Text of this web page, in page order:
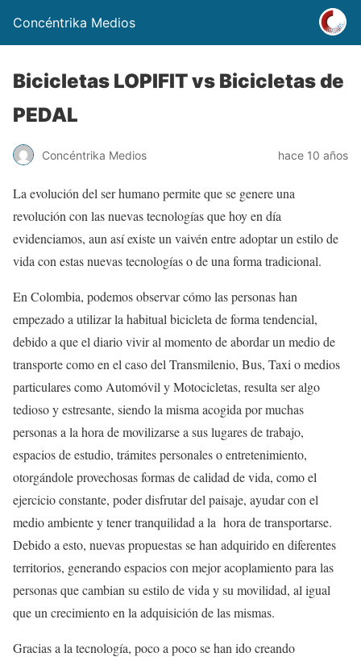
Concéntrika Medios
Bicicletas LOPIFIT vs Bicicletas de
PEDAL
Concéntrika Medios hace 10 años
La evolución del ser humano permite que se genere una
revolución con las nuevas tecnologías que hoy en día
evidenciamos, aun así existe un vaivén entre adoptar un estilo de
vida con estas nuevas tecnologías o de una forma tradicional.
En Colombia, podemos observar cómo las personas han
empezado a utilizar la habitual bicicleta de forma tendencial,
debido a que el diario vivir al momento de abordar un medio de
transporte como en el caso del Transmilenio, Bus, Taxi o medios
particulares como Automóvil y Motocicletas, resulta ser algo
tedioso y estresante, siendo la misma acogida por muchas
personas a la hora de movilizarse a sus lugares de trabajo,
espacios de estudio, trámites personales o entretenimiento,
otorgándole provechosas formas de calidad de vida, como el
ejercicio constante, poder disfrutar del paisaje, ayudar con el
medio ambiente y tener tranquilidad a la hora de transportarse.
Debido a esto, nuevas propuestas se han adquirido en diferentes
territorios, generando espacios con mejor acoplamiento para las
personas que cambian su estilo de vida y su movilidad, al igual
que un crecimiento en la adquisición de las mismas.
Gracias a la tecnología, poco a poco se han ido creando